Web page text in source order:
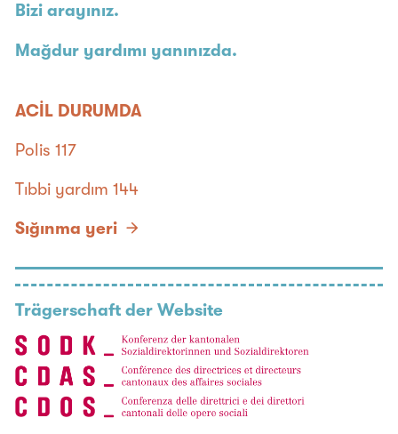
Bizi arayınız.
Mağdur yardımı yanınızda.
ACİL DURUMDA
Polis 117
Tıbbi yardım 144
Sığınma yeri
Trägerschaft der Website